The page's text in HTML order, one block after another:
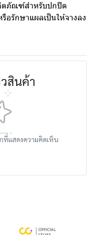
ตภัณฑ์สำหรับปกปิด
อรักษาแผลเป็นให้จางลง
สินค้า
ที่แสดงความคิดเห็น